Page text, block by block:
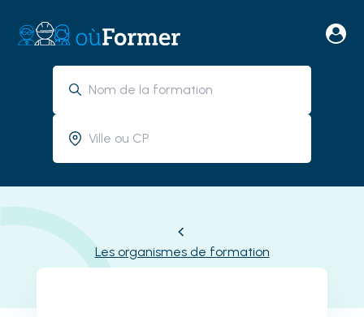
Les organismes de formation